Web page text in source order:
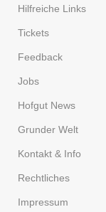
Hilfreiche Links
Tickets
Feedback
Jobs
Hofgut News
Grunder Welt
Kontakt & Info
Rechtliches
Impressum